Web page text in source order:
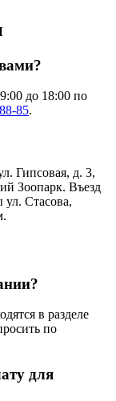
до 18:00 по
85.
Гипсовая, д. 3,
Зоопарк. Въезд
ул. Стасова,
в разделе
по
для